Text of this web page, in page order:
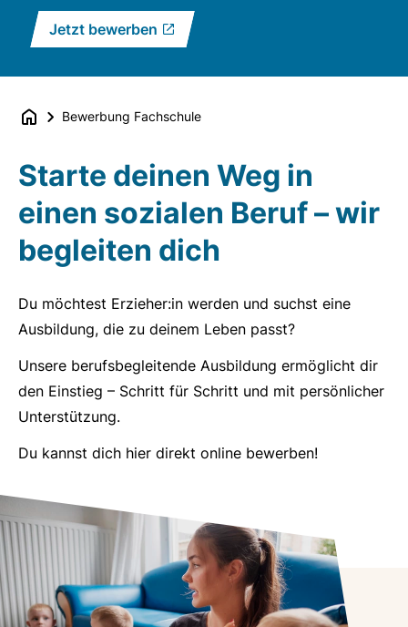
Jetzt bewerben
Bewerbung Fachschule
Starte deinen Weg in
einen sozialen Beruf – wir
begleiten dich
Du möchtest Erzieher:in werden und suchst eine
Ausbildung, die zu deinem Leben passt?
Unsere berufsbegleitende Ausbildung ermöglicht dir
den Einstieg – Schritt für Schritt und mit persönlicher
Unterstützung.
Du kannst dich hier direkt online bewerben!